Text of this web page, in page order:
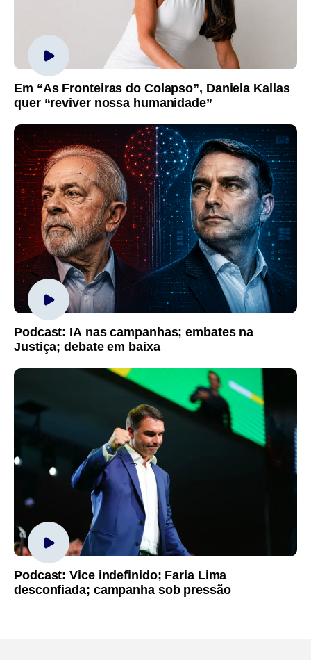
Em “As Fronteiras do Colapso”, Daniela Kallas
quer “reviver nossa humanidade”
Podcast: IA nas campanhas; embates na
Justiça; debate em baixa
Podcast: Vice indefinido; Faria Lima
desconfiada; campanha sob pressão